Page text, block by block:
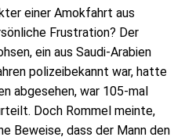
einer Amokfahrt aus
Frustration? Der
ein aus Saudi-Arabien
polizeibekannt war, hatte
abgesehen, war 105-mal
Doch Rommel meinte,
Beweise, dass der Mann den